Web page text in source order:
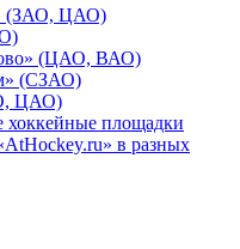
(ЗАО, ЦАО)
(ЦАО, ВАО)
(СЗАО)
ЦАО)
хоккейные площадки
в разных